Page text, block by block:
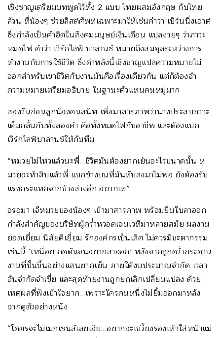
เชิงชาญเตรียมบทพูดไว้ทั้ง 2 แบบ ไทยผสมอังกฤษ กับไทย
ล้วน ที่น้องๆ ช่วยลิสต์ศัพท์เฉพาะมาให้เช่นคำว่า เบิร์นนิ่งเอาต์
ซึ่งกำลังเป็นคำฮิตในสังคมมนุษย์เงินเดือน แปลง่ายๆ ว่าภาวะ
หมดไฟ คำว่า เวิร์กไลฟ์ บาลานซ์ หมายถึงสมดุลระหว่างการ
ทำงานกับการใช้ชีวิต ซึ่งคำหลังนี้เชิงชาญแปลความหมายไม่
ออกสำหรับเขาชีวิตกับงานมันคือเรื่องเดียวกัน แต่ก็ต้องจำ
ความหมายเตรียมอธิบาย ในฐานะตัวแทนคนหมู่มาก
สองวันก่อนลูกน้องคนสนิท เพิ่งมาสารภาพว่านางประสบภาวะ
เต็มกลั้นกับทั้งสองคำ คือทั้งหมดไฟกับอาชีพ และต้องแบก
เวิร์กไลฟ์บาลานซ์ให้กับทีม
“หมวยไม่ไหวแล้วนะพี่…ชีวิตมันต้องยากเย็นอะไรขนาดนั้น ห
มวยจะห้าสิบแล้วพี่ แบกข้างบนที่มันทับลงมาไม่พอ ยังต้องรับ
แรงกระแทกจากข้างล่างอีก อยากเท”
อรอุมา เจ๊หมวยของน้องๆ เข้ามาสารภาพ พร้อมยื่นใบลาออก
กำลังสำคัญของบริษัทผู้คร่ำหวอดเจนเวทีมาหลายสมัย ผลงาน
ยอดเยี่ยม นิสัยดีเยี่ยม รักองค์กรเป็นเลิศ ไม่ควรมีชะตากรรม
เช่นนี้ ‘เหนื่อย กดดันจนอยากลาออก’ หลังจากถูกคว่ำกระดาน
งานที่ปั้นขึ้นอย่างแสนยากเย็น ภายใต้งบประมาณจำกัด เวลา
อันจำกัดจำเขี่ย และสุดท้ายงานถูกยกเลิกเปลี่ยนแปลง ด้วย
เหตุผลที่ฟังเข้าใจยาก…เพราะใครคนหนึ่งไม่ยิ้มออกมาหลัง
จากดูตัวอย่างหนัง
“โคตรจะไม่เมกเซนส์เลยเฮีย…อยากจะเขวี้ยงรองเท้าใส่หน้าแม่